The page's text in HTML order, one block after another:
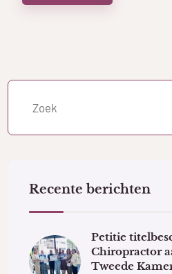
Recente berichten
Petitie
Chiropractor
Tweede